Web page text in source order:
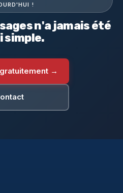
!
n'a jamais été
simple.
→